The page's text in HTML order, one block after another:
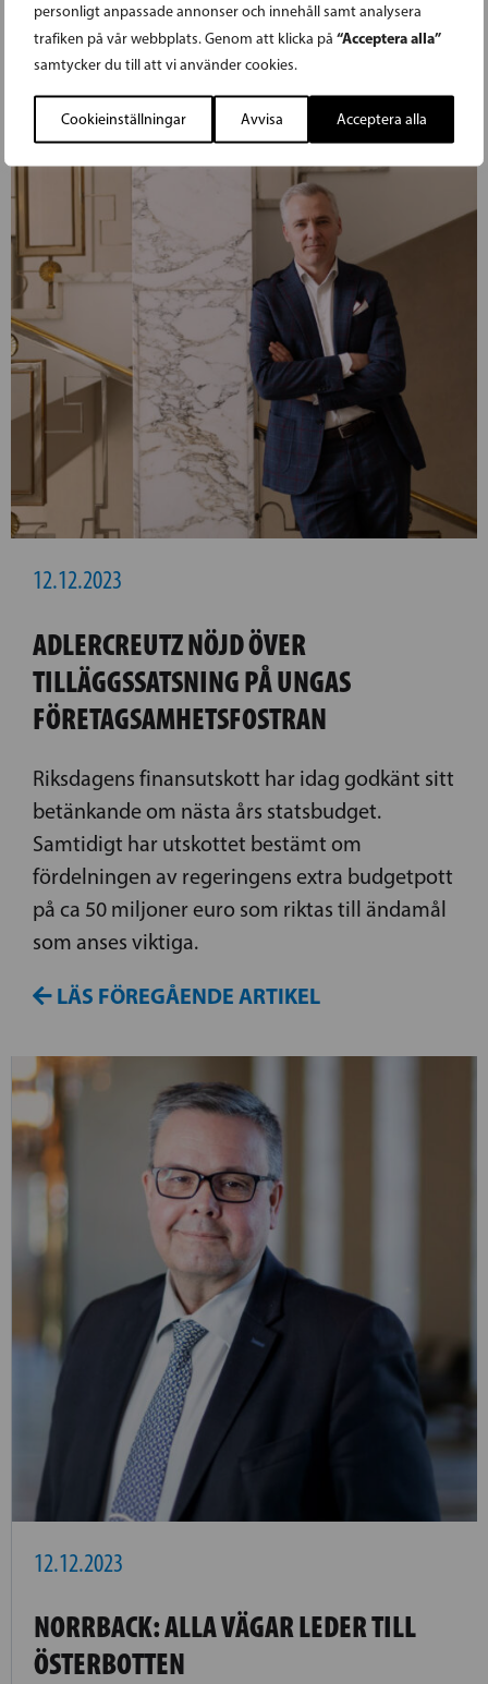
personligt anpassade annonser och innehåll samt analysera
trafiken på vår webbplats. Genom att klicka på “Acceptera alla”
samtycker du till att vi använder cookies.
Cookieinställningar Avvisa Acceptera alla
12.12.2023
ADLERCREUTZ NÖJD ÖVER
TILLÄGGSSATSNING PÅ UNGAS
FÖRETAGSAMHETSFOSTRAN
Riksdagens finansutskott har idag godkänt sitt
betänkande om nästa års statsbudget.
Samtidigt har utskottet bestämt om
fördelningen av regeringens extra budgetpott
på ca 50 miljoner euro som riktas till ändamål
som anses viktiga.
LÄS FÖREGÅENDE ARTIKEL
12.12.2023
NORRBACK: ALLA VÄGAR LEDER TILL
ÖSTERBOTTEN